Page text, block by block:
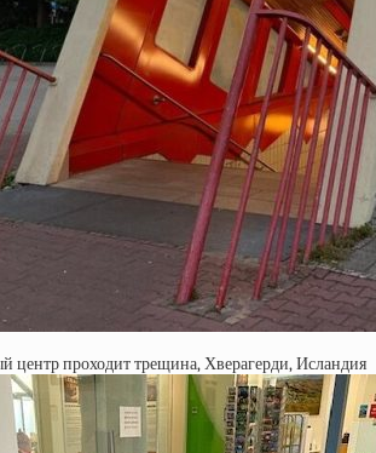
центр проходит трещина, Хверагерди, Исландия